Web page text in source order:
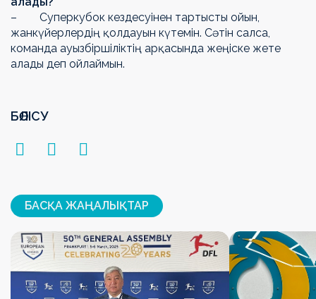
– Суперкубок кездесуінен тартысты ойын,
жанкүйерлердің қолдауын күтемін. Сәтін салса,
команда ауызбіршіліктің арқасында жеңіске жете
алады деп ойлаймын.
БӨЛІСУ
БАСҚА ЖАҢАЛЫҚТАР